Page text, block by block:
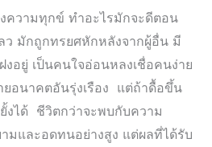
ความทุกข์ ทำอะไรมักจะดีตอน
ว มักถูกทรยศหักหลังจากผู้อื่น มี
อยู่ เป็นคนใจอ่อนหลงเชื่อคนง่าย
ยอนาคตอันรุ่งเรือง แต่ถ้าดื้อขึ้น
งได้ ชีวิตกว่าจะพบกับความ
มและอดทนอย่างสูง แต่ผลที่ได้รับ